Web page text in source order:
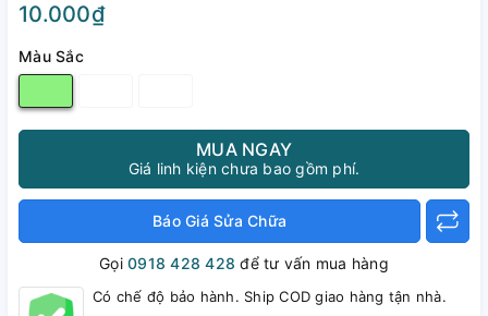
10.000₫
Màu Sắc
MUA NGAY
Giá linh kiện chưa bao gồm phí.
Báo Giá Sửa Chữa
Gọi0918 428 428 để tư vấn mua hàng
Có chế độ bảo hành. Ship COD giao hàng tận nhà.